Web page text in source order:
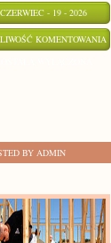
CZERWIEC - 19 - 2026
KOMENTOWANIA
BY ADMIN